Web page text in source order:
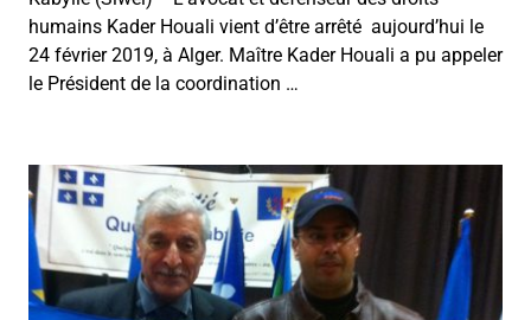
humains Kader Houali vient d’être arrêté aujourd’hui le
24 février 2019, à Alger. Maître Kader Houali a pu appeler
le Président de la coordination …